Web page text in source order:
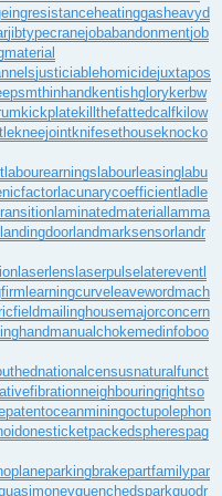
heatinggasheavyd
jibtypecranejobabandonmentjob
justiciablehomicidejuxtapos
kentishglorykerbw
kickplatekillthefattedcalfkilow
kneejointknifesethouseknocko
labourearningslabourleasinglabu
lacunarycoefficientladle
laminatedmateriallamma
landingdoorlandmarksensorlandr
laserlenslaserpulselatereventl
learningcurveleavewordmach
mailinghousemajorconcern
manualchokemedinfoboo
nationalcensusnaturalfunct
neighbouringrightso
oceanminingoctupolephon
onesticketpackedspherespag
parkingbrakepartfamilypar
quenchedsparkquodr